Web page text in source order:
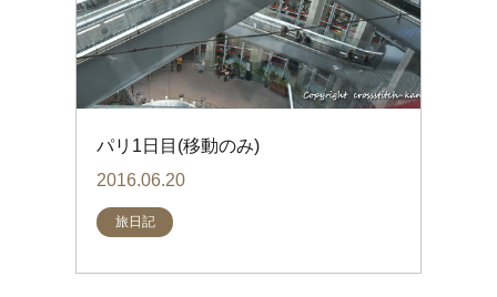
パリ1日目(移動のみ)
2016.06.20
旅日記